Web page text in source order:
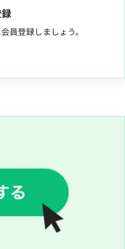
員登録しましょう。